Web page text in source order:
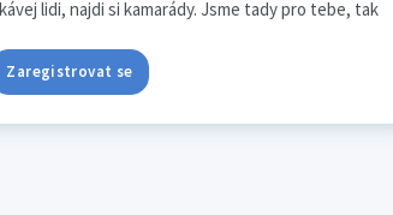
lidi, najdi si kamarády. Jsme tady pro tebe, tak
Zaregistrovat se